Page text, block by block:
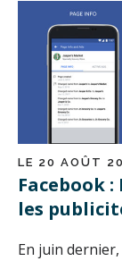
LE 20 AOÛT
Facebook
les
En juin